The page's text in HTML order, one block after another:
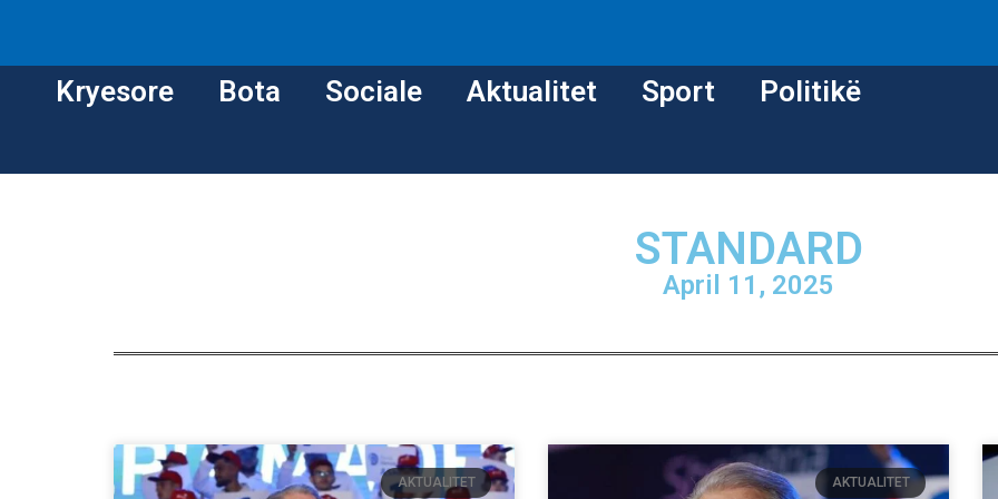
Kryesore Bota Sociale Aktualitet Sport Politikë
STANDARD
April 11, 2025
AKTUALITET AKTUALITET